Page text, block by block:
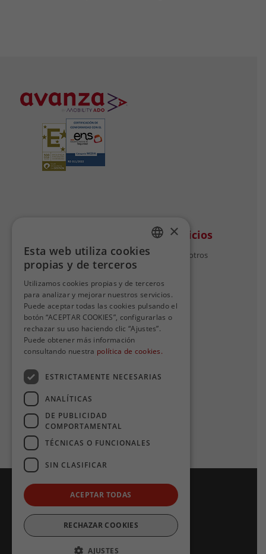
Quiénes somos
Nuestro compromiso
Nuestro equipo
Avanza en cifras
Otros servicios
Trabaja con nosotros
Contacto
Contacta con nosotros
Quejas y sugerencias
info.cercanias.madrid@avan
zagrupo.com
los derechos
reservados.
Declaración de Accesibilidad
Política de Privacidad
Política de Cookies
Mapa del sitio
×
Esta web utiliza cookies
propias y de terceros
Utilizamos cookies propias y de terceros
para analizar y mejorar nuestros servicios.
Puede aceptar todas las cookies pulsando el
botón “ACEPTAR COOKIES”, configurarlas o
rechazar su uso haciendo clic “Ajustes”.
Puede obtener más información
consultando nuestra política de cookies.
ESTRICTAMENTE NECESARIAS
ANALÍTICAS
DE PUBLICIDAD
COMPORTAMENTAL
TÉCNICAS O FUNCIONALES
SIN CLASIFICAR
ACEPTAR TODAS
RECHAZAR COOKIES
AJUSTES